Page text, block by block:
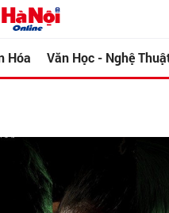
Hóa Văn Học - Nghệ